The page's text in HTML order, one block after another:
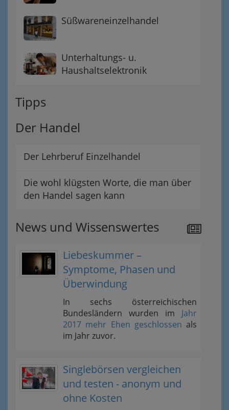
Süßwareneinzelhandel
Unterhaltungs- u.
Haushaltselektronik
Tipps
Der Handel
Der Lehrberuf Einzelhandel
Die wohl klügsten Worte, die man über
den Handel sagen kann
News und Wissenswertes
Liebeskummer –
Symptome, Phasen und
Überwindung
In sechs österreichischen
Bundesländern wurden im Jahr
2017 mehr Ehen geschlossen als
im Jahr zuvor.
Singlebörsen vergleichen
und testen - anonym und
ohne Kosten